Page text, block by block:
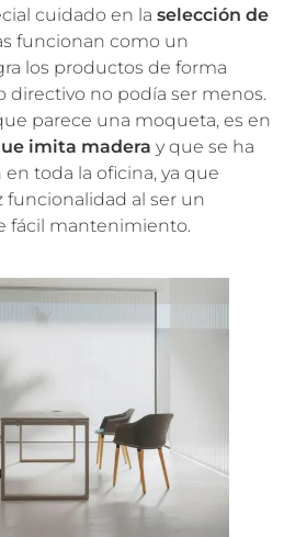
cuidado en la selección de
funcionan como un
los productos de forma
directivo no podía ser menos.
parece una moqueta, es en
imita madera y que se ha
toda la oficina, ya que
funcionalidad al ser un
fácil mantenimiento.